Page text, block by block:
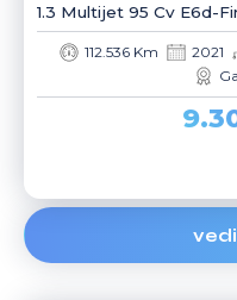
1.3 Multijet 95 Cv E6d-
112.536 Km 2021